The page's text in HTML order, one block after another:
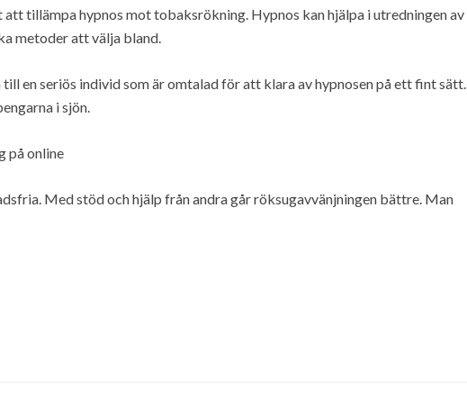
tillämpa hypnos mot tobaksrökning. Hypnos kan hjälpa i utredningen av
metoder att välja bland.
en seriös individ som är omtalad för att klara av hypnosen på ett fint sätt.
i sjön.
på online
Med stöd och hjälp från andra går röksugavvänjningen bättre. Man